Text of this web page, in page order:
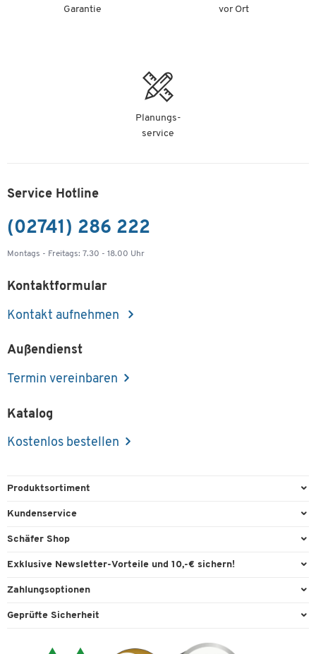
Garantie
vor Ort
Planungs-
service
Service Hotline
(02741) 286 222
Montags - Freitags: 7.30 - 18.00 Uhr
Kontaktformular
Kontakt aufnehmen
Außendienst
Termin vereinbaren
Katalog
Kostenlos bestellen
Produktsortiment
Büroausstattung
Reinigung & Hygiene
Technik
Kundenservice
Direktbestellung
Kontaktformulare
Lieferinformationen
Schäfer Shop
Services & Leistungen
Workplace Solutions
Exklusive Newsletter-Vorteile und 10,-€ sichern!
Willkommensgutschein
Expertenwissen
Zahlungsoptionen
Paypal
Geprüfte Sicherheit